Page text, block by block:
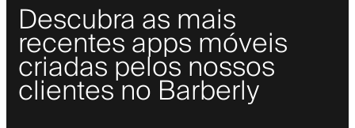
Descubra as mais
recentes apps móveis
criadas pelos nossos
clientes no Barberly